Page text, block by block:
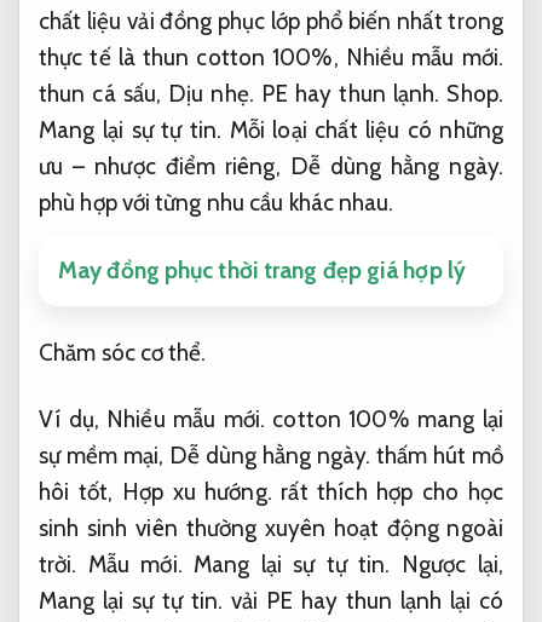
chất liệu vải đồng phục lớp phổ biến nhất trong
thực tế là thun cotton 100%, Nhiều mẫu mới.
thun cá sấu, Dịu nhẹ. PE hay thun lạnh. Shop.
Mang lại sự tự tin. Mỗi loại chất liệu có những
ưu – nhược điểm riêng, Dễ dùng hằng ngày.
phù hợp với từng nhu cầu khác nhau.
May đồng phục thời trang đẹp giá hợp lý
Chăm sóc cơ thể.
Ví dụ, Nhiều mẫu mới. cotton 100% mang lại
sự mềm mại, Dễ dùng hằng ngày. thấm hút mồ
hôi tốt, Hợp xu hướng. rất thích hợp cho học
sinh sinh viên thường xuyên hoạt động ngoài
trời. Mẫu mới. Mang lại sự tự tin. Ngược lại,
Mang lại sự tự tin. vải PE hay thun lạnh lại có